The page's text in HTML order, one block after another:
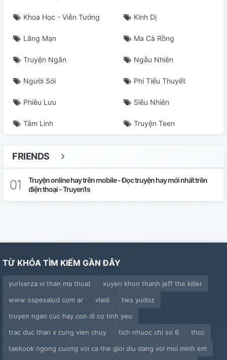
Khoa Học - Viễn Tưởng Kinh Dị
Lãng Mạn Ma Cà Rồng
Truyện Ngắn Ngẫu Nhiên
Người Sói Phi Tiểu Thuyết
Phiêu Lưu Siêu Nhiên
Tâm Linh Truyện Teen
FRIENDS
Truyện online hay trên mobile - Đọc truyện hay mới nhất trên
điện thoại - Truyen1s
TỪ KHÓA TÌM KIẾM GẦN ĐÂY
yurixerza vi than ma thuat
xuyen khon thanh jeff the killer
www ospesalud com ar
vladi
tws yudoz
truyen ngan cuc hay con di co tinh yeu
trac duc than x cung vien chuy
tich nhuoc chi so 6
thcc
taekook ngong cuong voi ca the gioi diu dang voi moi minh em